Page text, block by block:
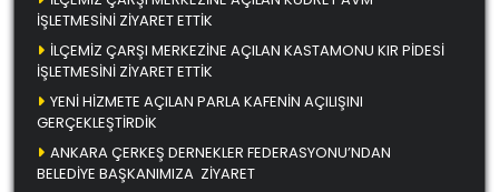
İŞLETMESİNİ ZİYARET ETTİK
İLÇEMİZ ÇARŞI MERKEZİNE AÇILAN KASTAMONU KIR PİDESİ
İŞLETMESİNİ ZİYARET ETTİK
YENİ HİZMETE AÇILAN PARLA KAFENİN AÇILIŞINI
GERÇEKLEŞTİRDİK
ANKARA ÇERKEŞ DERNEKLER FEDERASYONU’NDAN
BELEDİYE BAŞKANIMIZA ZİYARET